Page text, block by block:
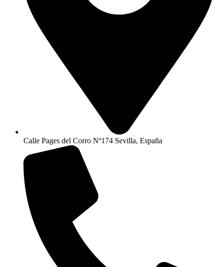
Calle Pages del Corro Nº174 Sevilla, España